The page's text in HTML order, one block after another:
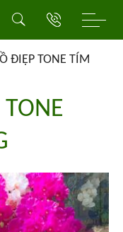
ĐIỆP TONE TÍM